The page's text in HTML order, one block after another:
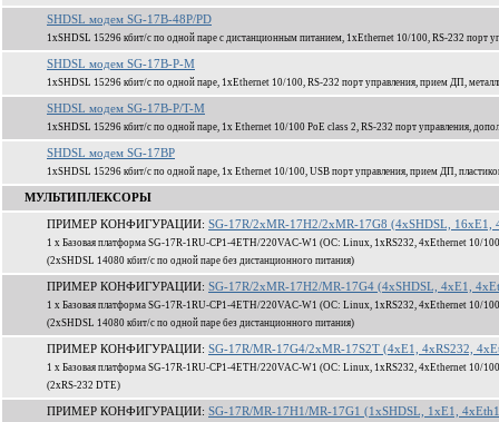
SHDSL модем SG-17B-48P/PD
1xSHDSL 15296 кбит/c по одной паре с дистанционным питанием, 1xEthernet 10/100, RS-232 порт
SHDSL модем SG-17B-P-M
1xSHDSL 15296 кбит/c по одной паре, 1xEthernet 10/100, RS-232 порт управления, прием ДП,
SHDSL модем SG-17B-P/T-M
1xSHDSL 15296 кбит/c по одной паре, 1x Ethernet 10/100 PoE class 2, RS-232 порт управления,
SHDSL модем SG-17BP
1xSHDSL 15296 кбит/c по одной паре, 1x Ethernet 10/100, USB порт управления, прием ДП,
МУЛЬТИПЛЕКСОРЫ
ПРИМЕР КОНФИГУРАЦИИ: SG-17R/2xMR-17H2/2xMR-17G8 (4xSHDSL, 16xE1,
1 x Базовая платформа SG-17R-1RU-CP1-4ETH/220VAC-W1 (ОС: Linux, 1xRS232, 4xEthernet 10/
(2xSHDSL 14080 кбит/c по одной паре без дистанционного питания)
ПРИМЕР КОНФИГУРАЦИИ: SG-17R/2xMR-17H2/MR-17G4 (4xSHDSL, 4xE1,
1 x Базовая платформа SG-17R-1RU-CP1-4ETH/220VAC-W1 (ОС: Linux, 1xRS232, 4xEthernet 10/
(2xSHDSL 14080 кбит/c по одной паре без дистанционного питания)
ПРИМЕР КОНФИГУРАЦИИ: SG-17R/MR-17G4/2xMR-17S2T (4xE1, 4xRS232,
1 x Базовая платформа SG-17R-1RU-CP1-4ETH/220VAC-W1 (ОС: Linux, 1xRS232, 4xEthernet 10/
(2xRS-232 DTE)
ПРИМЕР КОНФИГУРАЦИИ: SG-17R/MR-17H1/MR-17G1 (1xSHDSL, 1xE1,